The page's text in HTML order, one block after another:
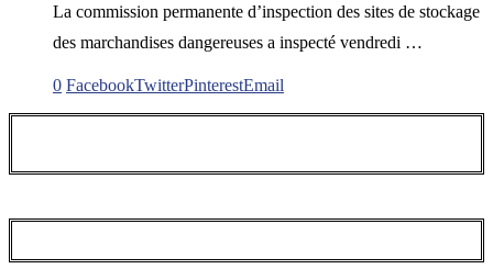
La commission permanente d’inspection des sites de stockage
des marchandises dangereuses a inspecté vendredi …
0 FacebookTwitterPinterestEmail